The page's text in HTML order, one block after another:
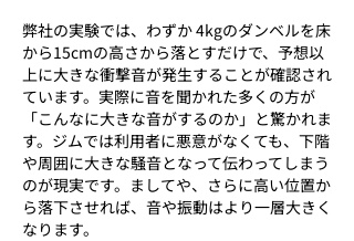
弊社の実験では、わずか 4kgのダンベルを床
から15cmの高さから落とすだけで、予想以
上に大きな衝撃音が発生することが確認され
ています。実際に音を聞かれた多くの方が
「こんなに大きな音がするのか」と驚かれま
す。ジムでは利用者に悪意がなくても、下階
や周囲に大きな騒音となって伝わってしまう
のが現実です。ましてや、さらに高い位置か
ら落下させれば、音や振動はより一層大きく
なります。